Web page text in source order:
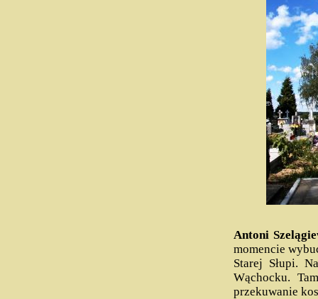
Antoni
momencie
Starej Słupi.
Wąchocku.
przekuwanie